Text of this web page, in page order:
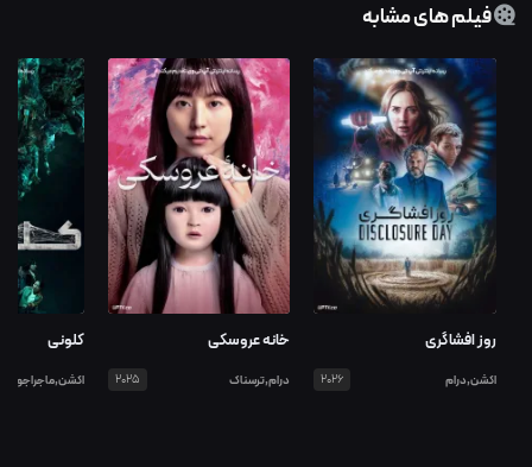
فیلم های مشابه
روز افشاگری
اکشن,درام 2026
خانه عروسکی
درام,ترسناک 2025
کلونی
اکشن,ماجراجویی